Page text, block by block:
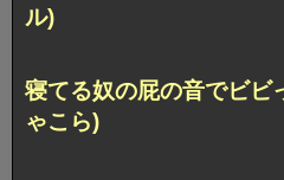
ル)
寝てる奴の屁の音でビ
ゃこら)